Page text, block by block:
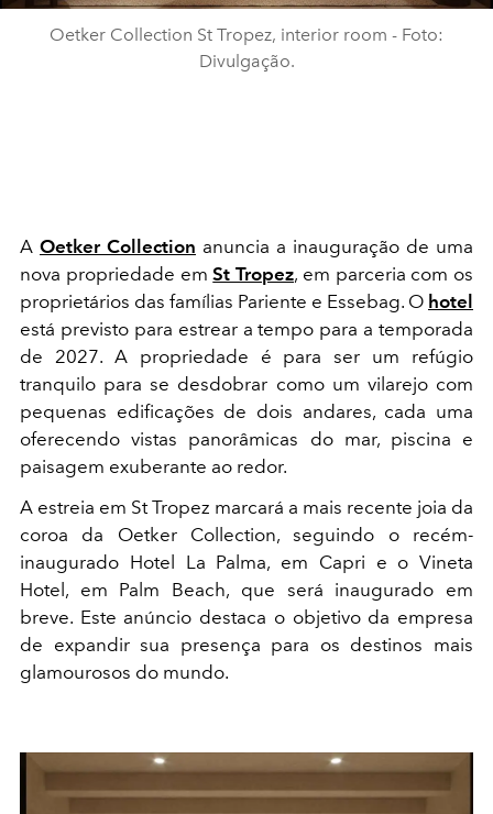
Oetker Collection St Tropez, interior room - Foto:
Divulgação.
A Oetker Collection anuncia a inauguração de uma
nova propriedade emSt Tropez, em parceria com os
proprietários das famílias Pariente e Essebag. O hotel
está previsto para estrear a tempo para a temporada
de 2027. A propriedade é para ser um refúgio
tranquilo para se desdobrar como um vilarejo com
pequenas edificações de dois andares, cada uma
oferecendo vistas panorâmicas do mar, piscina e
paisagem exuberante ao redor.
A estreia em St Tropez marcará a mais recente joia da
coroa da Oetker Collection, seguindo o recém-
inaugurado Hotel La Palma, em Capri e o Vineta
Hotel, em Palm Beach, que será inaugurado em
breve. Este anúncio destaca o objetivo da empresa
de expandir sua presença para os destinos mais
glamourosos do mundo.